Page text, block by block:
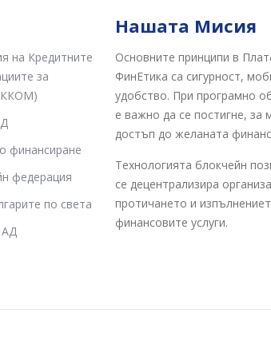
на Кредитните
за
финансиране
федерация
по света
АД
Нашата Мисия
Основните принципи в
ФинЕтика са сигурност,
удобство. При програмно
е важно да се постигне, за
достъп до желаната
Технологията блокчейн
се децентрализира
протичането и
финансовите услуги.